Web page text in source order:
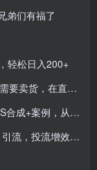
弟们有福了
轻松日入200+
做菜，就可以搞钱
的全套AI视觉创作技能
效，联盟引流秘籍